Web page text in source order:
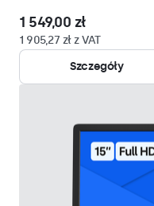
1 549,00 zł
1 905,27 zł z VAT
Szczegóły